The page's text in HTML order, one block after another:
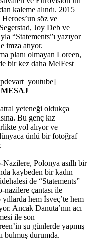
kaleme alındı. 2015
söz ve
Joy Deb ve
“Statements”ı yazıyor
imza atıyor.
planı olmayan Loreen,
bir kez daha MelFest
yeteneği oldukça
Bu genç kız
yol alıyor ve
ünlü bir fotoğraf
Nazilere, Polonya asıllı bir
kaybeden bir kadın
de “Statements”
nazilere çantası ile
hem İsveç’te hem
Ancak Danuta’nın acı
ile son
şu günlerde yapmış
bulmuş durumda.